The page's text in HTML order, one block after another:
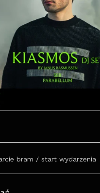
bram / start wydarzenia